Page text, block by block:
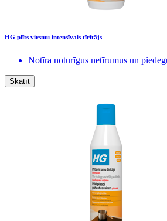
HG plīts virsmu intensīvais tīrītājs
Notīra noturīgus netīrumus un
Skatīt